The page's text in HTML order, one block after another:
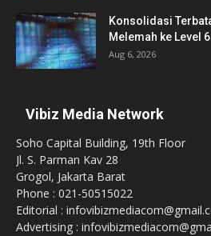
Konsolidasi
Melemah ke Level
Aug 6, 2026
Vibiz Media Network
Soho Capital Building, 19th Floor
Jl. S. Parman Kav 28
Grogol, Jakarta Barat
Phone : 021-50515022
Editorial :
Advertising :